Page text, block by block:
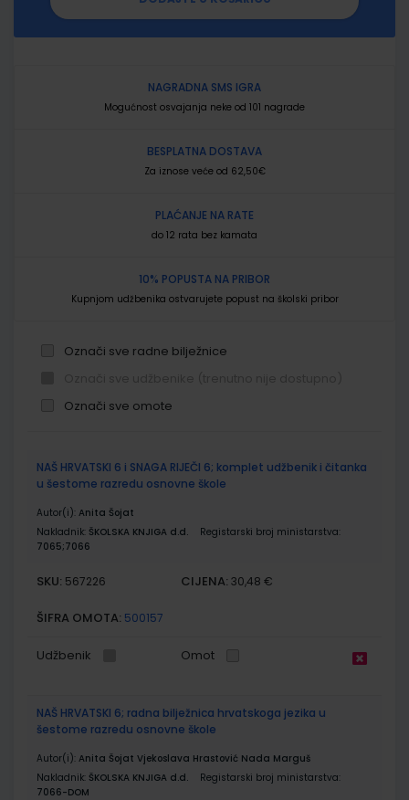
NAGRADNA SMS IGRA
Mogućnost osvajanja neke od 101 nagrade
BESPLATNA DOSTAVA
Za iznose veće od 62,50€
PLAĆANJE NA RATE
do 12 rata bez kamata
10% POPUSTA NA PRIBOR
Kupnjom udžbenika ostvarujete popust na školski pribor
Označi sve radne bilježnice
Označi sve omote
proizvodi
NAŠ HRVATSKI 6 i SNAGA RIJEČI 6; komplet udžbenik i čitanka
u šestome razredu osnovne škole
Autor(i): Anita Šojat
Nakladnik: ŠKOLSKA KNJIGA d.d.
Registarski broj ministarstva:
7065;7066
SKU: 567226 CIJENA: 30,48 €
ŠIFRA OMOTA: 500157
Udžbenik Omot
NAŠ HRVATSKI 6; radna bilježnica hrvatskoga jezika u
šestome razredu osnovne škole
Autor(i): Anita Šojat Vjekoslava Hrastović Nada Marguš
Nakladnik: ŠKOLSKA KNJIGA d.d.
Registarski broj ministarstva:
7066-DOM